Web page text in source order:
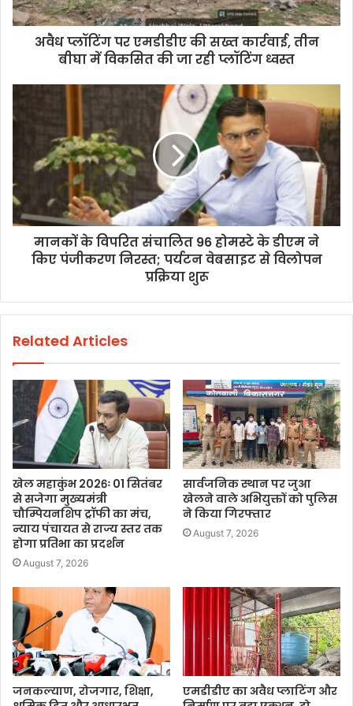
अवैध प्लॉटिंग पर एमडीडीए की सख्त कार्रवाई, तीन
बीघा में विकसित की जा रही प्लॉटिंग ध्वस्त
मानकों के विपरित संचालित 96 होमस्टे के डीएम ने
किए पंजीकरण निरस्त; पर्यटन वेबसाइट से विलोपन
प्रक्रिया शुरू
Related Articles
खेल महाकुंभ 2026ः 01 सितंबर
से सजेगा मुख्यमंत्री
चौम्पियनशिप ट्रॉफी का मंच,
न्याय पंचायत से राज्य स्तर तक
होगा प्रतिभा का प्रदर्शन
August 7, 2026
सार्वजनिक स्थान पर जुआ
खेलने वाले अभियुक्तों को पुलिस
ने किया गिरफ्तार
August 7, 2026
जनकल्याण, रोजगार, शिक्षा,
एमडीडीए का अवैध प्लाटिंग और